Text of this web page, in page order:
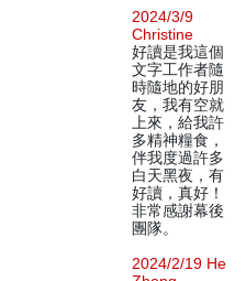
2024/3/9
Christine
好讀是我這個
文字工作者隨
時隨地的好朋
友，我有空就
上來，給我許
多精神糧食，
伴我度過許多
白天黑夜，有
好讀，真好！
非常感謝幕後
團隊。
2024/2/19 He